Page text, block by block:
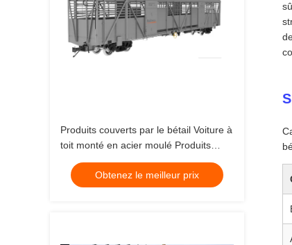
Produits couverts par le bétail Voiture à
toit monté en acier moulé Produits
ferroviaires
Obtenez le meilleur prix